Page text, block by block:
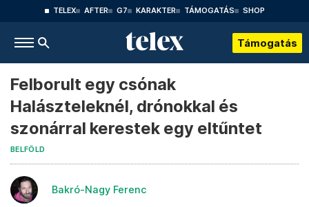
TELEX AFTER G7 KARAKTER TÁMOGATÁS SHOP
Támogatás
Felborult egy csónak
Halászteleknél, drónokkal és
szonárral kerestek egy eltűntet
BELFÖLD
Bakró-Nagy Ferenc